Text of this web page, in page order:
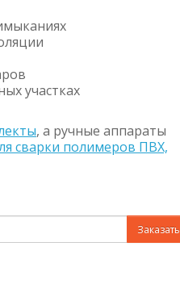
участках
, а ручные аппараты
сварки полимеров ПВХ,
Заказать